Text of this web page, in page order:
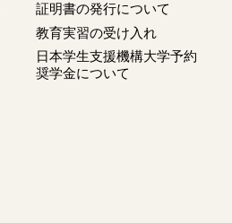
証明書の発行について
教育実習の受け入れ
日本学生支援機構大学予約
奨学金について